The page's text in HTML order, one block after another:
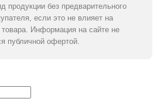
продукции без предварительного
если это не влияет на
Информация на сайте не
публичной офертой.